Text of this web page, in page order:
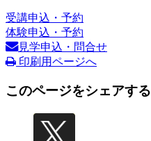
受講申込・予約
体験申込・予約
見学申込・問合せ
印刷用ページへ
このページをシェアする